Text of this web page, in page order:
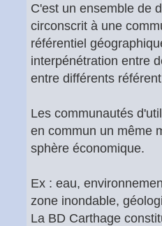
C'est un ensemble de
circonscrit à une
référentiel
interpénétration entre
entre différents
Les communautés
en commun un même
sphère économique.
Ex : eau,
zone inondable,
La BD Carthage